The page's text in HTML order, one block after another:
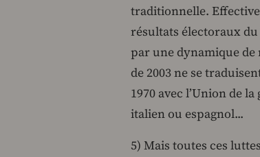
traditionnelle.
résultats électoraux du
par une dynamique de
de 2003 ne se
1970 avec l’Union de
italien ou espagnol...
5) Mais toutes ces